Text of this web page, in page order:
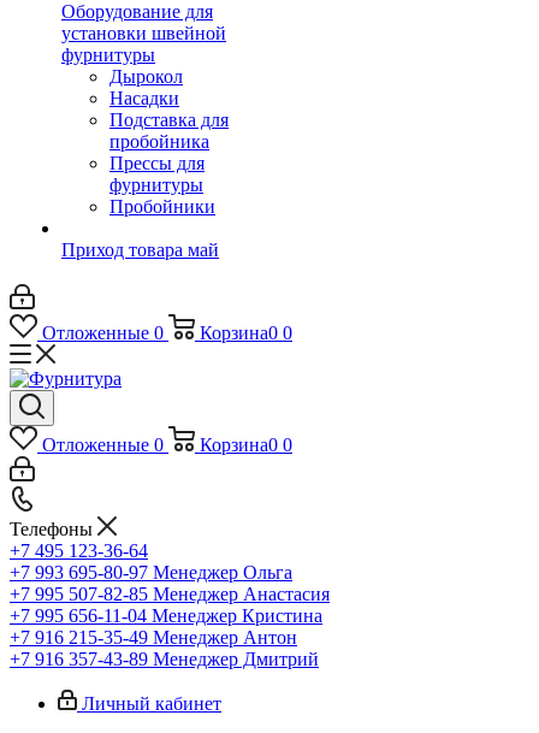
Оборудование для
установки швейной
фурнитуры
Дырокол
Насадки
Подставка для
пробойника
Прессы для
фурнитуры
Пробойники
Приход товара май
Отложенные 0 Корзина0 0
Отложенные 0 Корзина0 0
Телефоны
+7 495 123-36-64
+7 993 695-80-97 Менеджер Ольга
+7 995 507-82-85 Менеджер Анастасия
+7 995 656-11-04 Менеджер Кристина
+7 916 215-35-49 Менеджер Антон
+7 916 357-43-89 Менеджер Дмитрий
Личный кабинет